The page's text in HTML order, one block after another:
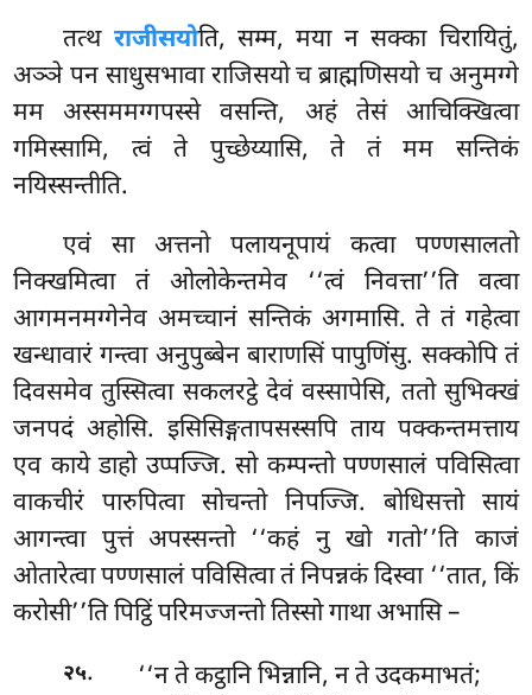
तत्थ राजीसयोति, सम्म, मया न सक्का चिरायितुं,
अञ्ञे पन साधुसभावा राजिसयो च ब्राह्मणिसयो च अनुमग्गे
मम अस्सममग्गपस्से वसन्ति, अहं तेसं आचिक्खित्वा
गमिस्सामि, त्वं ते पुच्छेय्यासि, ते तं मम सन्तिकं
नयिस्सन्तीति.
एवं सा अत्तनो पलायनूपायं कत्वा पण्णसालतो
निक्खमित्वा तं ओलोकेन्तमेव ‘‘त्वं निवत्ता’’ति वत्वा
आगमनमग्गेनेव अमच्चानं सन्तिकं अगमासि. ते तं गहेत्वा
खन्धावारं गन्त्वा अनुपुब्बेन बाराणसिं पापुणिंसु. सक्कोपि तं
दिवसमेव तुस्सित्वा सकलरट्ठे देवं वस्सापेसि, ततो सुभिक्खं
जनपदं अहोसि. इसिसिङ्गतापसस्सपि ताय पक्कन्तमत्ताय
एव काये डाहो उप्पज्जि. सो कम्पन्तो पण्णसालं पविसित्वा
वाकचीरं पारुपित्वासोचन्तो निपज्जि. बोधिसत्तो सायं
आगन्त्वा पुत्तं अपस्सन्तो ‘‘कहं नु खो गतो’’ति काजं
ओतारेत्वा पण्णसालं पविसित्वा तं निपन्नकं दिस्वा ‘‘तात, किं
करोसी’’ति पिट्ठिं परिमज्जन्तो तिस्सो गाथा अभासि –
२५.
‘‘न ते कट्ठानि भिन्नानि, न ते उदकमाभतं;